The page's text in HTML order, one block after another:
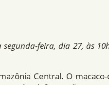
feira, dia 27, às
Central. O